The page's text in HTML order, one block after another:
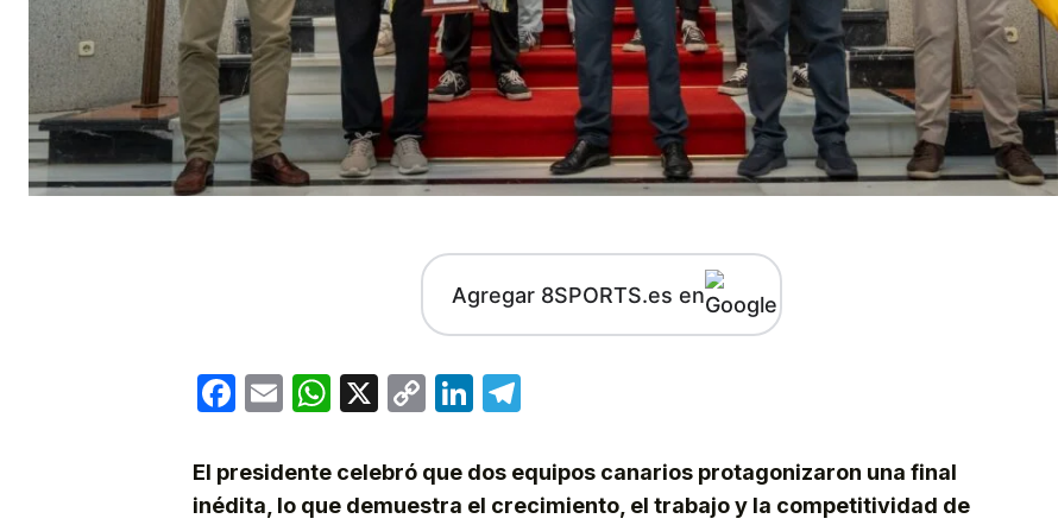
Agregar 8SPORTS.es en
Facebook
EmailWhatsApp
X
CopyLinkedIn
El presidente celebró que dos equipos canarios protagonizaron una final
inédita, lo que demuestra el crecimiento, el trabajo y la competitividad de